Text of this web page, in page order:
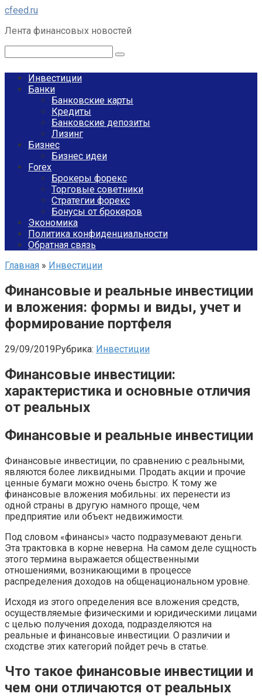
Перейти
контенту
cfeed.ru
Лента финансовых новостей
Инвестиции
Банки
Банковские карты
Кредиты
Банковские депозиты
Лизинг
Бизнес
Бизнес идеи
Forex
Брокеры форекс
Торговые советники
Стратегии форекс
Бонусы от брокеров
Экономика
Политика конфиденциальности
Обратная связь
Главная » Инвестиции
Финансовые и реальные инвестиции
и вложения: формы и виды, учет и
формирование портфеля
29/09/2019Рубрика: Инвестиции
Финансовые инвестиции:
характеристика и основные отличия
от реальных
Финансовые и реальные инвестиции
Финансовые инвестиции, по сравнению с реальными,
являются более ликвидными. Продать акции и прочие
ценные бумаги можно очень быстро. К тому же
финансовые вложения мобильны: их перенести из
одной страны в другую намного проще, чем
предприятие или объект недвижимости.
Под словом «финансы» часто подразумевают деньги.
Эта трактовка в корне неверна. На самом деле сущность
этого термина выражается общественными
отношениями, возникающими в процессе
распределения доходов на общенациональном уровне.
Исходя из этого определения все вложения средств,
осуществляемые физическими и юридическими лицами
с целью получения дохода, подразделяются на
реальные и финансовые инвестиции. О различии и
сходстве этих категорий пойдет речь в статье.
Что такое финансовые инвестиции и
чем они отличаются от реальных